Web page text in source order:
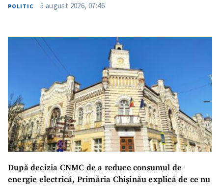
SUSȚINE
POLITIC 5 august 2026, 07:46
După decizia CNMC de a reduce consumul de
energie electrică, Primăria Chișinău explică de ce nu